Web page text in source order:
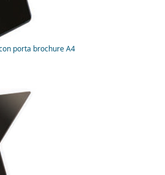
porta brochure A4